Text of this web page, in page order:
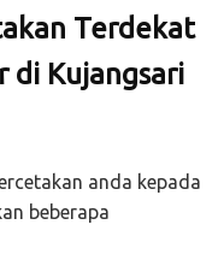
Terdekat
di Kujangsari
anda kepada
beberapa